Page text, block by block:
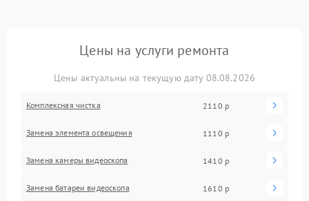
Цены на услуги ремонта
Цены актуальны на текущую дату 08.08.2026
Комплексная чистка 2110 р
Замена элемента освещения 1110 р
Замена камеры видеоскопа 1410 р
Замена батареи видеоскопа 1610 р